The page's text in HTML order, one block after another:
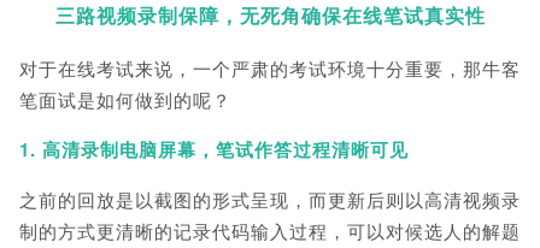
三路视频录制保障，无死角确保在线笔试真实性
对于在线考试来说，一个严肃的考试环境十分重要，那牛客
笔面试是如何做到的呢？
1. 高清录制电脑屏幕，笔试作答过程清晰可见
之前的回放是以截图的形式呈现，而更新后则以高清视频录
制的方式更清晰的记录代码输入过程，可以对候选人的解题